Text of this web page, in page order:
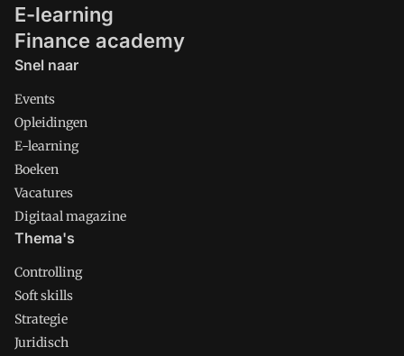
E-learning
Finance academy
Snel naar
Events
Opleidingen
E-learning
Boeken
Vacatures
Digitaal magazine
Thema's
Controlling
Soft skills
Strategie
Juridisch